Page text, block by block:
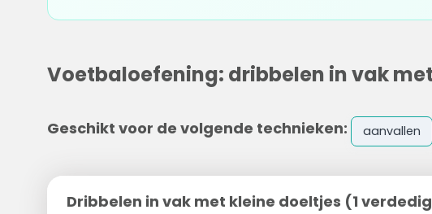
Voetbaloefening: dribbelen in vak
Geschikt voor de volgende technieken: aanvallen
Dribbelen in vak met kleine doeltjes (1